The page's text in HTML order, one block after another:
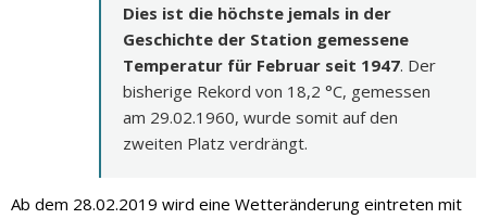
Dies ist die höchste jemals in der
Geschichte der Station gemessene
Temperatur für Februar seit 1947. Der
bisherige Rekord von 18,2 °C, gemessen
am 29.02.1960, wurde somit auf den
zweiten Platz verdrängt.
Ab dem 28.02.2019 wird eine Wetteränderung eintreten mit